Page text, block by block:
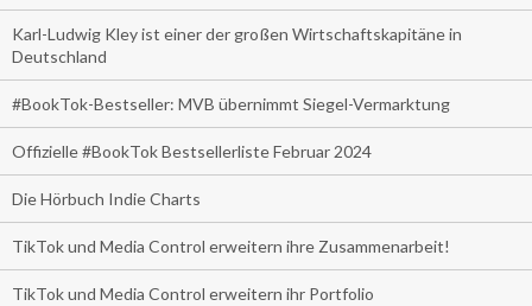
Karl-Ludwig Kley ist einer der großen Wirtschaftskapitäne in
Deutschland
#BookTok-Bestseller: MVB übernimmt Siegel-Vermarktung
Offizielle #BookTok Bestsellerliste Februar 2024
Die Hörbuch Indie Charts
TikTok und Media Control erweitern ihre Zusammenarbeit!
TikTok und Media Control erweitern ihr Portfolio